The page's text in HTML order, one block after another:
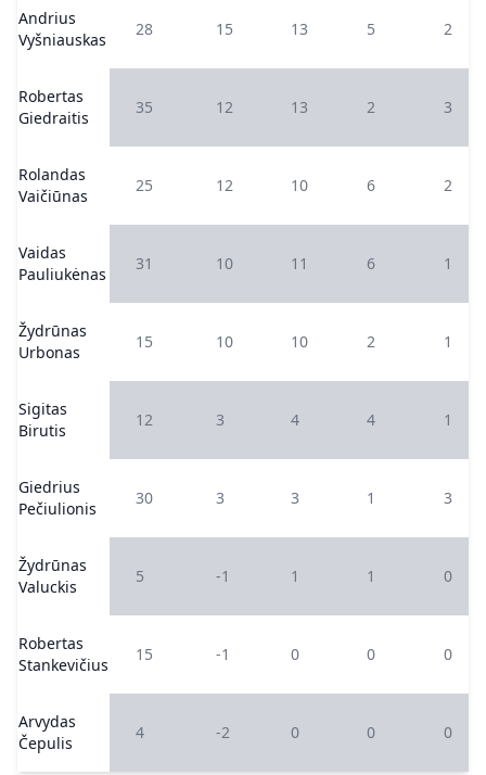
Andrius
Vyšniauskas
28 15 13 5 2
Robertas
Giedraitis
35 12 13 2 3
Rolandas
Vaičiūnas
25 12 10 6 2
Vaidas
Pauliukėnas
31 10 11 6 1
Žydrūnas
Urbonas
15 10 10 2 1
Sigitas
Birutis
12 3 4 4 1
Giedrius
Pečiulionis
30 3 3 1 3
Žydrūnas
Valuckis
5 -1 1 1 0
Robertas
Stankevičius
15 -1 0 0 0
Arvydas
Čepulis
4 -2 0 0 0